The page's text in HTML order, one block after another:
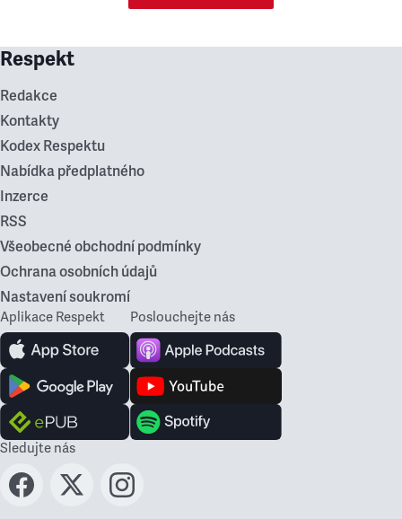
Respekt
Redakce
Kontakty
Kodex Respektu
Nabídka předplatného
Inzerce
RSS
Všeobecné obchodní podmínky
Ochrana osobních údajů
Nastavení soukromí
Aplikace Respekt Poslouchejte nás
Sledujte nás